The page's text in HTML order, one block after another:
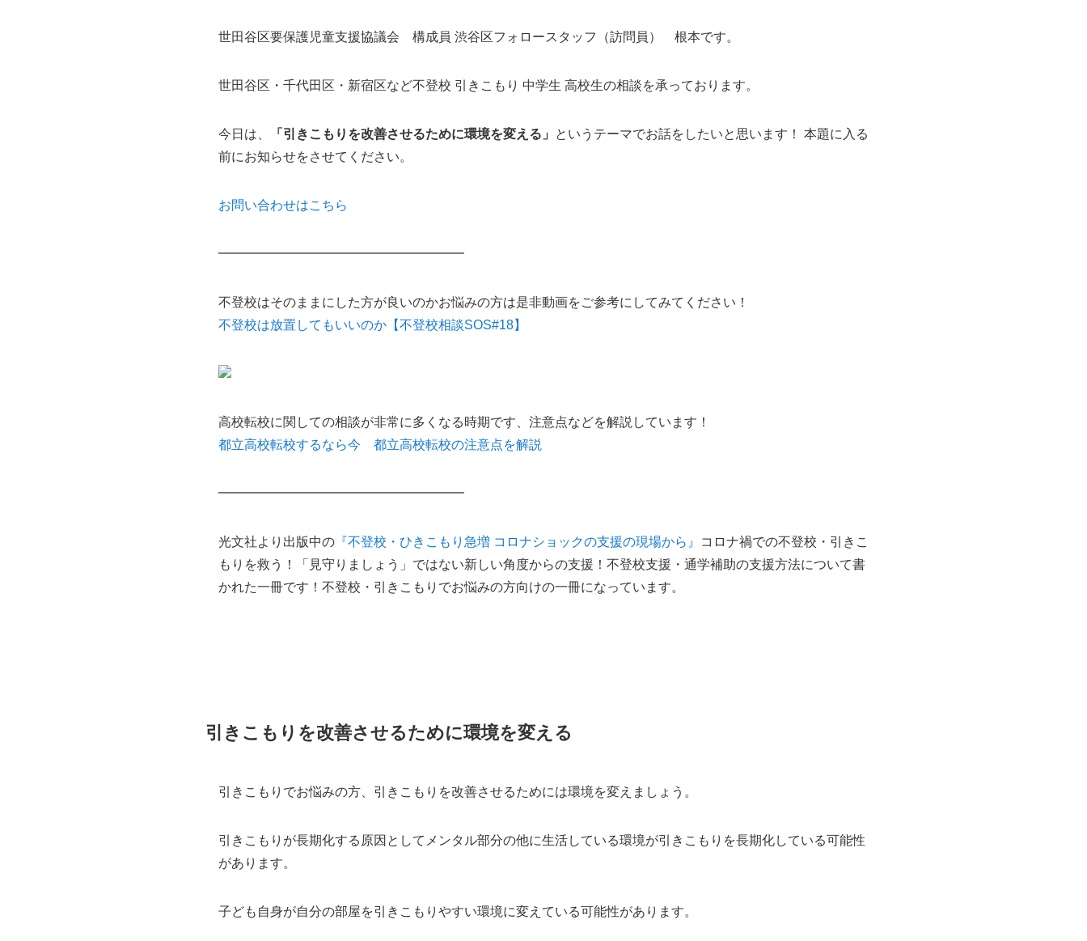
世田谷区要保護児童支援協議会 構成員 渋谷区フォロースタッフ（訪問員） 根本です。
世田谷区・千代田区・新宿区など不登校 引きこもり 中学生 高校生の相談を承っております。
今日は、 「引きこもりを改善させるために環境を変える」
というテーマでお話をしたいと思います！ 本題に入る
前にお知らせをさせてください。
お問い合わせはこちら
━━━━━━━━━━━━━━━━━━━
不登校はそのままにした方が良いのかお悩みの方は是非動画をご参考にしてみてください！
不登校は放置してもいいのか【不登校相談SOS#18】
高校転校に関しての相談が非常に多くなる時期です、注意点などを解説しています！
都立高校転校するなら今 都立高校転校の注意点を解説
━━━━━━━━━━━━━━━━━━━
光文社より出版中の 『不登校・ひきこもり急増 コロナショックの支援の現場から』
コロナ禍での不登校・引きこ
もりを救う！「見守りましょう」ではない新しい角度からの支援！不登校支援・通学補助の支援方法について書
かれた一冊です！不登校・引きこもりでお悩みの方向けの一冊になっています。
引きこもりを改善させるために環境を変える
引きこもりでお悩みの方、引きこもりを改善させるためには環境を変えましょう。
引きこもりが長期化する原因としてメンタル部分の他に生活している環境が引きこもりを長期化している可能性
があります。
子ども自身が自分の部屋を引きこもりやすい環境に変えている可能性があります。